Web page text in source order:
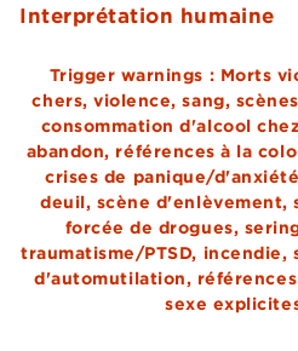
Interprétation humaine
Trigger warnings : Morts
chers, violence, sang,
consommation d'alcool
abandon, références à la
crises de panique/
deuil, scène d'enlèvement,
forcée de drogues,
traumatisme/PTSD, incendie,
d'automutilation,
sexe